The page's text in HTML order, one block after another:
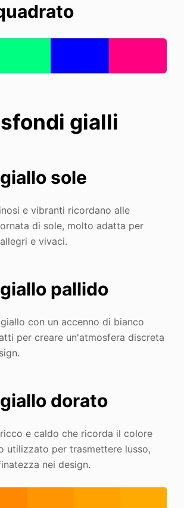
gialli
sole
e vibranti ricordano alle
di sole, molto adatta per
e vivaci.
pallido
con un accenno di bianco
per creare un'atmosfera discreta
dorato
e caldo che ricorda il colore
utilizzato per trasmettere lusso,
nei design.